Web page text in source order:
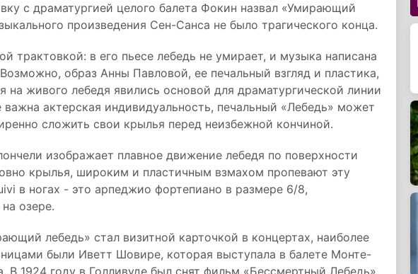
с драматургией целого балета Фокин назвал «Умирающий
произведения Сен-Санса не было трагического конца.
трактовкой: в его пьесе лебедь не умирает, и музыка написана
образ Анны Павловой, ее печальный взгляд и пластика,
на живого лебедя явились основой для драматургической линии
актерская индивидуальность, печальный «Лебедь» может
сложить свои крылья перед неизбежной кончиной.
изображает плавное движение лебедя по поверхности
крылья, широким и пластичным взмахом пропевают эту
в ногах - это арпеджио фортепиано в размере 6/8,
озере.
лебедь» стал визитной карточкой в концертах, наиболее
были Иветт Шовире, которая выступала в балете Монте-
В 1924 году в Голливуде был снят фильм «Бессмертный Лебедь»